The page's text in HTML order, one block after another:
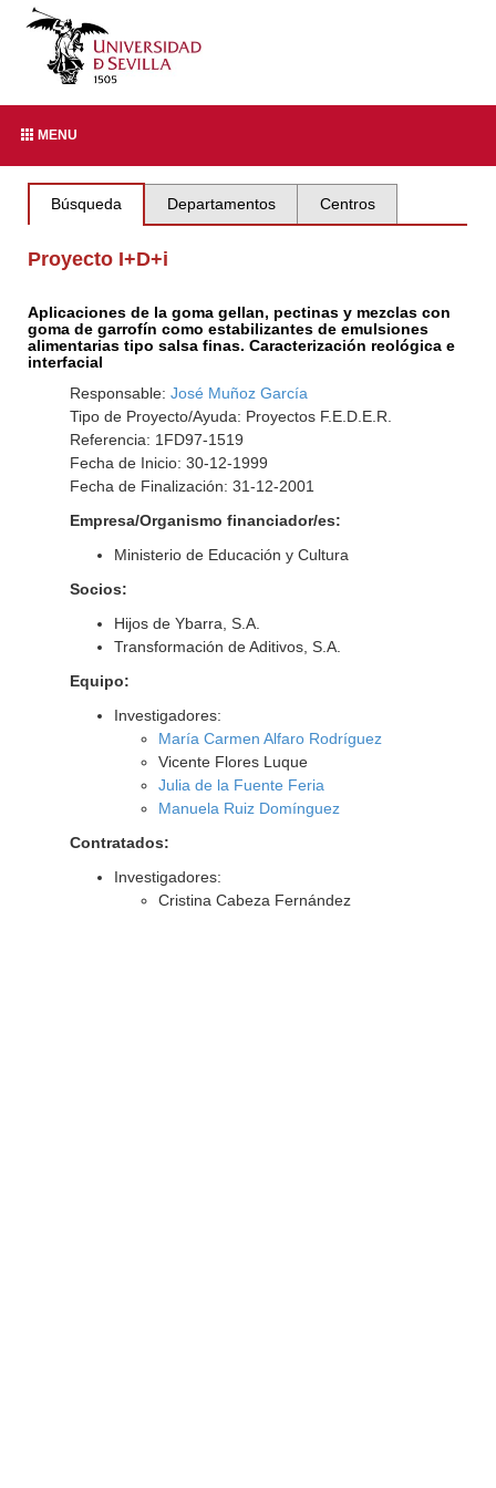
MENU
Búsqueda Departamentos Centros
Proyecto I+D+i
Aplicaciones de la goma gellan, pectinas y mezclas con
goma de garrofín como estabilizantes de emulsiones
alimentarias tipo salsa finas. Caracterización reológica e
interfacial
Responsable: José Muñoz García
Tipo de Proyecto/Ayuda: Proyectos F.E.D.E.R.
Referencia: 1FD97-1519
Fecha de Inicio: 30-12-1999
Fecha de Finalización: 31-12-2001
Empresa/Organismo financiador/es:
Ministerio de Educación y Cultura
Socios:
Hijos de Ybarra, S.A.
Transformación de Aditivos, S.A.
Equipo:
Investigadores:
María Carmen Alfaro Rodríguez
Vicente Flores Luque
Julia de la Fuente Feria
Manuela Ruiz Domínguez
Contratados:
Investigadores:
Cristina Cabeza Fernández